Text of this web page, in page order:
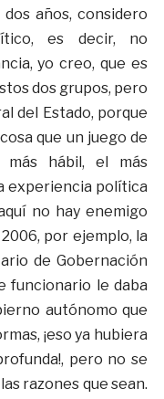
años, considero
es decir, no
yo creo, que es
dos grupos, pero
del Estado, porque
que un juego de
hábil, el más
experiencia política
no hay enemigo
por ejemplo, la
de Gobernación
funcionario le daba
autónomo que
¡eso ya hubiera
pero no se
razones que sean.